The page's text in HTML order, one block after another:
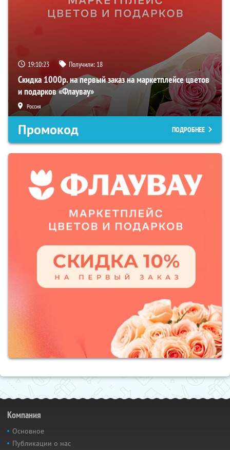
19:10:22 Получили: 18
Скидка 1000р. на первый заказ на маркетплейсе цветов
и подарков «Флаувау»
Россия
Промокод ПОДРОБНЕЕ
Компания
Основное
Публикации о нас